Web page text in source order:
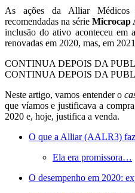
As ações da Alliar
recomendadas na sérieMicrocap
inclusão do ativo aconteceu em
renovadas em 2020, mas, em
CONTINUA DEPOIS DA
CONTINUA DEPOIS DA
Neste artigo, vamos entender o
que víamos e justificava a
2020 e, hoje, justifica a venda.
O que a Alliar (AALR3)
Ela era promissora…
O desempenho em 2020: